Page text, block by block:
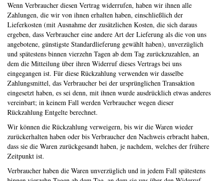
Wenn Verbraucher diesen Vertrag widerrufen, haben wir ihnen alle
Zahlungen, die wir von ihnen erhalten haben, einschließlich der
Lieferkosten (mit Ausnahme der zusätzlichen Kosten, die sich daraus
ergeben, dass Verbraucher eine andere Art der Lieferung als die von uns
angebotene, günstigste Standardlieferung gewählt haben), unverzüglich
und spätestens binnen vierzehn Tagen ab dem Tag zurückzuzahlen, an
dem die Mitteilung über ihren Widerruf dieses Vertrags bei uns
eingegangen ist. Für diese Rückzahlung verwenden wir dasselbe
Zahlungsmittel, das Verbraucher bei der ursprünglichen Transaktion
eingesetzt haben, es sei denn, mit ihnen wurde ausdrücklich etwas anderes
vereinbart; in keinem Fall werden Verbraucher wegen dieser
Rückzahlung Entgelte berechnet.
Wir können die Rückzahlung verweigern, bis wir die Waren wieder
zurückerhalten haben oder bis Verbraucher den Nachweis erbracht haben,
dass sie die Waren zurückgesandt haben, je nachdem, welches der frühere
Zeitpunkt ist.
Verbraucher haben die Waren unverzüglich und in jedem Fall spätestens